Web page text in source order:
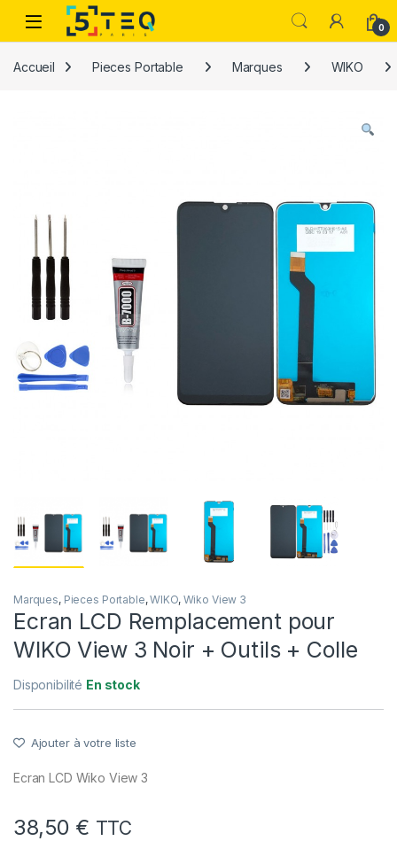
Passer à la navigation
Aller au contenu
0
Accueil Pieces Portable Marques WIKO
Marques, Pieces Portable,WIKO, Wiko View 3
Ecran LCD Remplacement pour
WIKO View 3 Noir + Outils + Colle
Disponibilité En stock
Ajouter à votre liste
Ecran LCD Wiko View 3
38,50 € TTC